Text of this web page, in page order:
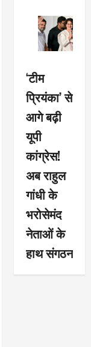
‘टीम
प्रियंका’ से
आगे बढ़ी
यूपी
कांग्रेस!
अब राहुल
गांधी के
भरोसेमंद
नेताओं के
हाथ संगठन